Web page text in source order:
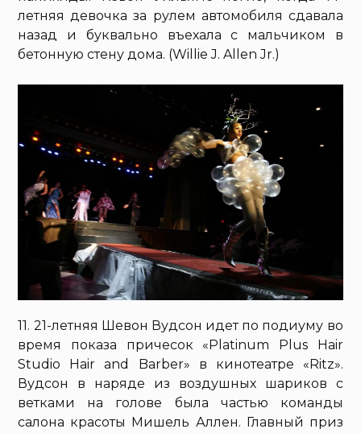
летняя девочка за рулем автомобиля сдавала
назад и буквально въехала с мальчиком в
бетонную стену дома. (Willie J. Allen Jr.)
11. 21-летняя Шевон Вудсон идет по подиуму во
время показа причесок «Platinum Plus Hair
Studio Hair and Barber» в кинотеатре «Ritz».
Вудсон в наряде из воздушных шариков с
ветками на голове была частью команды
салона красоты Мишель Аллен. Главный приз